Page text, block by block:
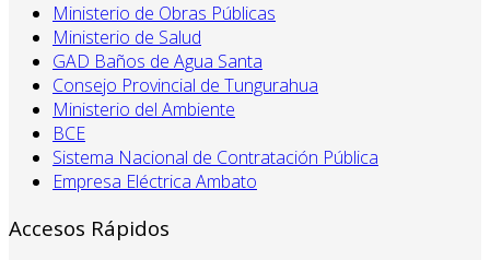
Ministerio de Obras Públicas
Ministerio de Salud
GAD Baños de Agua Santa
Consejo Provincial de Tungurahua
Ministerio del Ambiente
BCE
Sistema Nacional de Contratación Pública
Empresa Eléctrica Ambato
Accesos Rápidos